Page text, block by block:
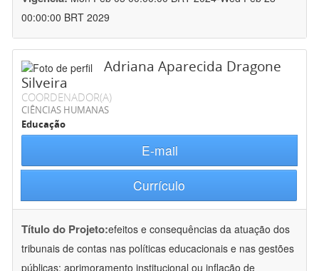
00:00:00 BRT 2029
Adriana Aparecida Dragone
Silveira
COORDENADOR(A)
CIÊNCIAS HUMANAS
Educação
E-mail
Currículo
Título do Projeto:efeitos e consequências da atuação dos
tribunais de contas nas políticas educacionais e nas gestões
públicas: aprimoramento institucional ou inflação de